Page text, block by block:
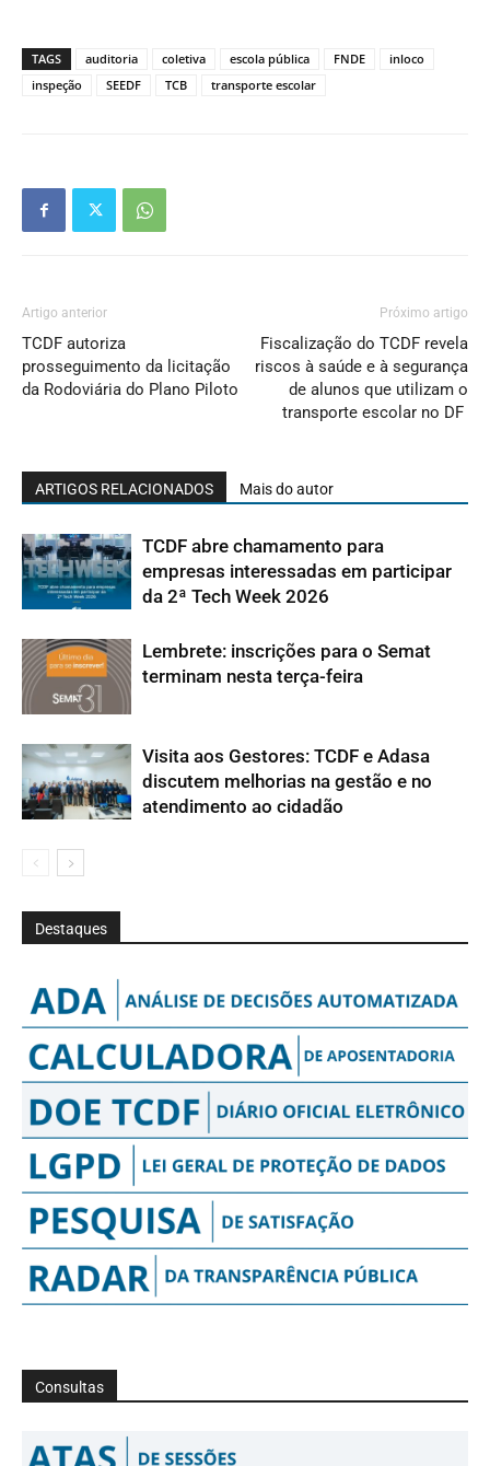
TAGS auditoria coletiva escola pública FNDE
inloco
inspeção
SEEDF TCB transporte escolar
Artigo anterior
TCDF autoriza
prosseguimento da licitação
da Rodoviária do Plano Piloto
Próximo artigo
Fiscalização do TCDF revela
riscos à saúde e à segurança
de alunos que utilizam o
transporte escolar no DF
ARTIGOS RELACIONADOS Mais do autor
TCDF abre chamamento para
empresas interessadas em participar
da 2ª Tech Week 2026
Lembrete: inscrições para o Semat
terminam nesta terça-feira
Visita aos Gestores: TCDF e Adasa
discutem melhorias na gestão e no
atendimento ao cidadão
Destaques
Consultas